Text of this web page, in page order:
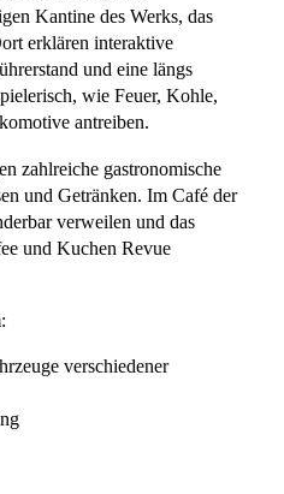
Kantine des Werks, das
erklären interaktive
und eine längs
wie Feuer, Kohle,
antreiben.
zahlreiche gastronomische
und Getränken. Im Café der
verweilen und das
und Kuchen Revue
verschiedener